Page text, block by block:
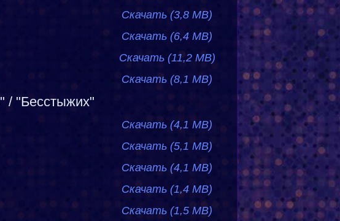
Скачать (3,8 MB)
Скачать (6,4 MB)
Скачать (11,2 MB)
Скачать (8,1 MB)
/ "Бесстыжих"
Скачать (4,1 MB)
Скачать (5,1 MB)
Скачать (4,1 MB)
Скачать (1,4 MB)
Скачать (1,5 MB)